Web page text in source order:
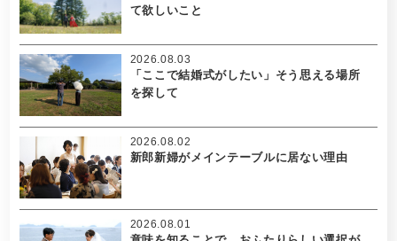
て欲しいこと
「ここで結婚式がしたい」そう思える場所
を探して
2026.08.03
新郎新婦がメインテーブルに居ない理由
2026.08.02
2026.08.01